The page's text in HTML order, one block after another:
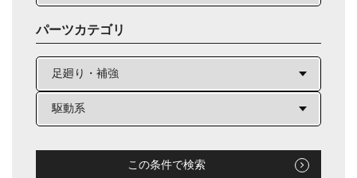
パーツカテゴリ
この条件で検索